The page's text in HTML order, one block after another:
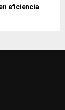
eficiencia